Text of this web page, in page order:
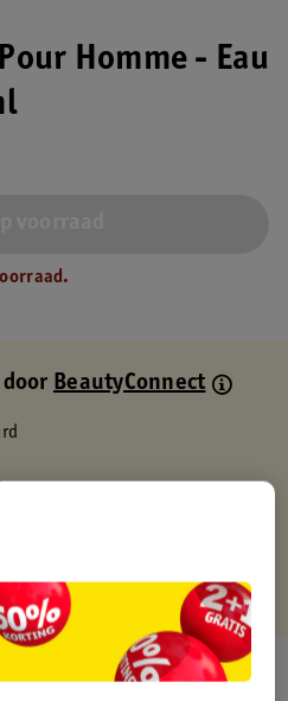
Homme - Eau
doorBeautyConnect
kaart